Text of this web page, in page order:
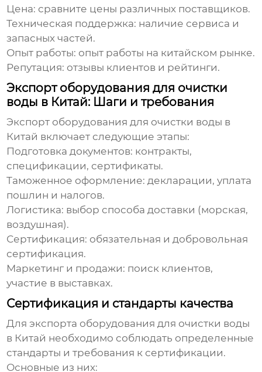
Цена: сравните цены различных поставщиков.
Техническая поддержка: наличие сервиса и
запасных частей.
Опыт работы: опыт работы на китайском рынке.
Репутация: отзывы клиентов и рейтинги.
Экспорт оборудования для очистки
воды в Китай: Шаги и требования
Экспорт оборудования для очистки воды в
Китай включает следующие этапы:
Подготовка документов: контракты,
спецификации, сертификаты.
Таможенное оформление: декларации, уплата
пошлин и налогов.
Логистика: выбор способа доставки (морская,
воздушная).
Сертификация: обязательная и добровольная
сертификация.
Маркетинг и продажи: поиск клиентов,
участие в выставках.
Сертификация и стандарты качества
Для экспорта оборудования для очистки воды
в Китай необходимо соблюдать определенные
стандарты и требования к сертификации.
Основные из них: